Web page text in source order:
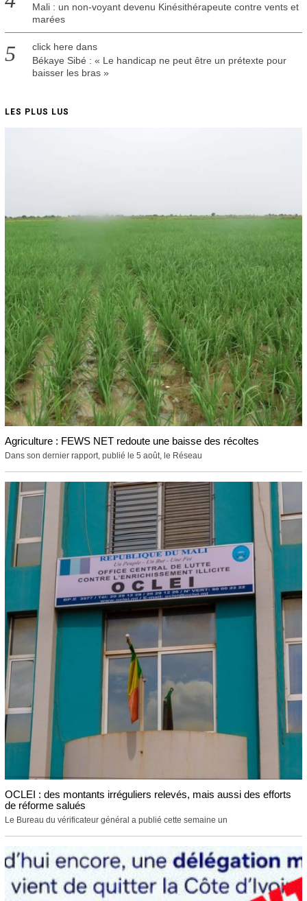
Mali : un non-voyant devenu Kinésithérapeute contre vents et
marées
click here dans
Békaye Sibé : « Le handicap ne peut être un prétexte pour
baisser les bras »
LES PLUS LUS
Agriculture : FEWS NET redoute une baisse des récoltes
Dans son dernier rapport, publié le 5 août, le Réseau
OCLEI : des montants irréguliers relevés, mais aussi des efforts
de réforme salués
Le Bureau du vérificateur général a publié cette semaine un